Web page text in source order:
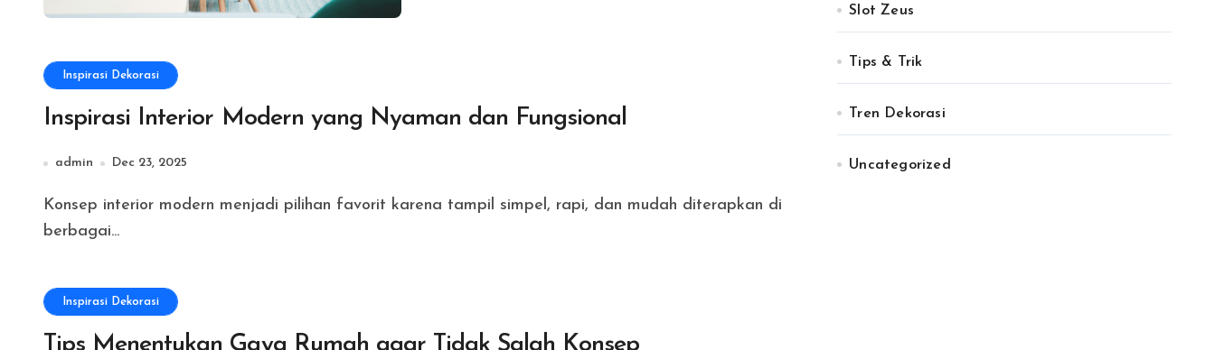
Inspirasi Dekorasi
Inspirasi Interior Modern yang Nyaman dan Fungsional
admin Dec 23, 2025
Konsep interior modern menjadi pilihan favorit karena tampil simpel, rapi, dan mudah diterapkan di
berbagai...
Inspirasi Dekorasi
Tips Menentukan Gaya Rumah agar Tidak Salah Konsep
Slot Zeus
Tips & Trik
Tren Dekorasi
Uncategorized